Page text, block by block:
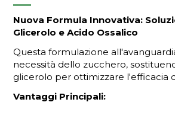
Nuova Formula Innovativa:
Glicerolo e Acido Ossalico
Questa formulazione
necessità dello zucchero,
glicerolo per ottimizzare l'efficacia
Vantaggi Principali: